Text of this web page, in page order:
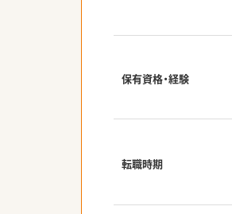
保有資格・経験
転職時期